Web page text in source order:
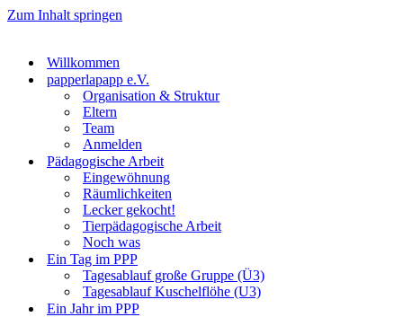
Zum Inhalt springen
Willkommen
papperlapapp e.V.
Organisation & Struktur
Eltern
Team
Anmelden
Pädagogische Arbeit
Eingewöhnung
Räumlichkeiten
Lecker gekocht!
Tierpädagogische Arbeit
Noch was
Ein Tag im PPP
Tagesablauf große Gruppe (Ü3)
Tagesablauf Kuschelflöhe (U3)
Ein Jahr im PPP